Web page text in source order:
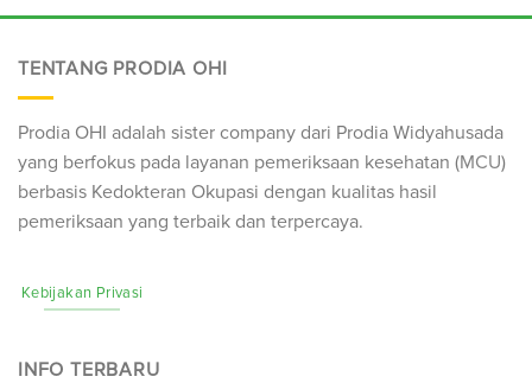
TENTANG PRODIA OHI
Prodia OHI adalah sister company dari Prodia Widyahusada
yang berfokus pada layanan pemeriksaan kesehatan (MCU)
berbasis Kedokteran Okupasi dengan kualitas hasil
pemeriksaan yang terbaik dan terpercaya.
Kebijakan Privasi
INFO TERBARU